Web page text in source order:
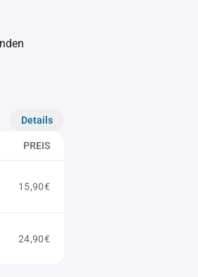
Details
PREIS
15,90€
24,90€